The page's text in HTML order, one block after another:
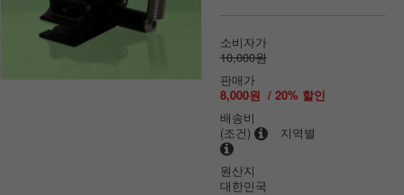
소비자가
10,000원
판매가
8,000원 / 20% 할인
배송비
(조건)
지역별
원산지
대한민국